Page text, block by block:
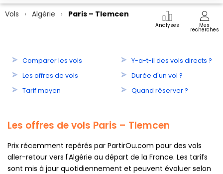
Vols Algérie Paris – Tlemcen
Analyses Mes
recherches
Les offres de vols Paris – Tlemcen
Prix récemment repérés par PartirOu.com pour des vols
aller-retour vers l'Algérie au départ de la France. Les tarifs
sont mis à jour quotidiennement et peuvent évoluer selon
Comparer les vols
Les offres de vols
Tarif moyen
Y-a-t-il des vols directs ?
Durée d'un vol ?
Quand réserver ?